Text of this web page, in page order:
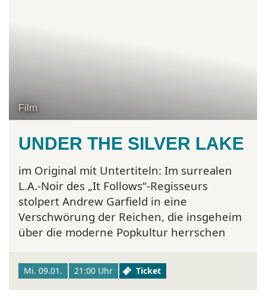
Film
UNDER THE SILVER LAKE
im Original mit Untertiteln: Im surrealen
L.A.-Noir des „It Follows“-Regisseurs
stolpert Andrew Garfield in eine
Verschwörung der Reichen, die insgeheim
über die moderne Popkultur herrschen
Mi. 09.01. 21:00 Uhr Ticket